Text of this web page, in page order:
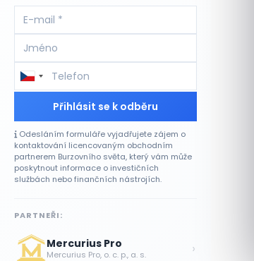
Přihlásit se k odběru
Odesláním formuláře vyjadřujete zájem o
kontaktování licencovaným obchodním
partnerem Burzovního světa, který vám může
poskytnout informace o investičních
službách nebo finančních nástrojích.
PARTNEŘI:
Mercurius Pro
Mercurius Pro, o. c. p., a. s. ›